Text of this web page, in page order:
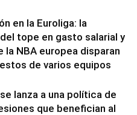
en la Euroliga: la
tope en gasto salarial y
la NBA europea disparan
de varios equipos
lanza a una política de
que benefician al